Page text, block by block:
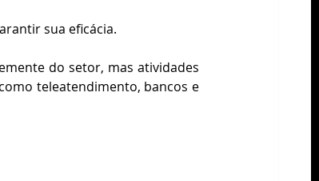
sua eficácia.
do setor, mas atividades
teleatendimento, bancos e